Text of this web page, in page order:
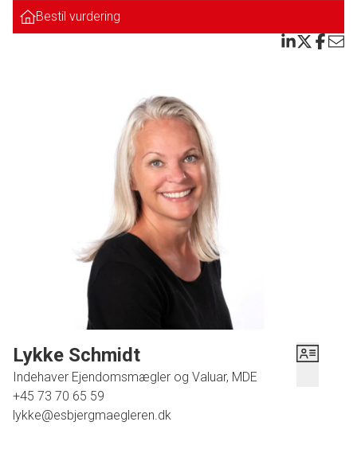
Til villaen hører opvokset have med frugttræer og ældre garage.
Bestil vurdering
Lykke Schmidt
Indehaver Ejendomsmægler og Valuar, MDE
+45 73 70 65 59
lykke@esbjergmaegleren.dk